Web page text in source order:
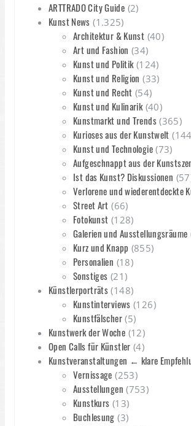
ARTTRADO City Guide (2)
Kunst News (1.325)
Architektur & Kunst (40)
Art und Fashion (34)
Kunst und Politik(124)
Kunst und Religion (33)
Kunst und Recht (54)
Kunst und Kulinarik(40)
Kunstmarkt und Trends(365)
Kurioses aus der Kunstwelt
Kunst und Technologie(73)
Aufgeschnappt aus der
Ist das Kunst? Diskussionen
Verlorene und wiederentdeckte
Street Art (66)
Fotokunst (128)
Galerien und Ausstellungsräume
Kurz und Knapp (855)
Personalien (18)
Sonstiges (21)
Künstlerporträts (148)
Kunstinterviews (126)
Kunstfälscher(5)
Kunstwerk der Woche (12)
Open Calls für Künstler (4)
Kunstveranstaltungen ← klare
Vernissage (253)
Ausstellungen (753)
Kunstkurs (13)
Buchlesung (3)